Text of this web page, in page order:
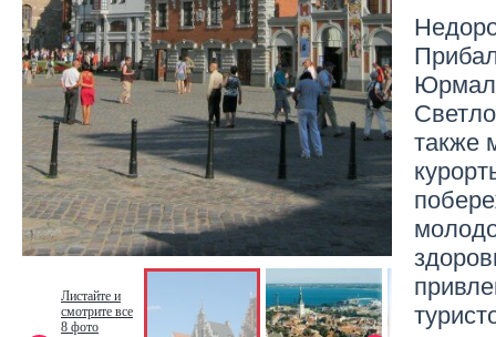
Листайте и
смотрите все
8 фото
также